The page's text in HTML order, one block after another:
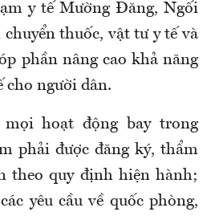
y tế Mường Đăng, Ngối
chuyển thuốc, vật tư y tế và
phần nâng cao khả năng
cho người dân.
mọi hoạt động bay trong
phải được đăng ký, thẩm
theo quy định hiện hành;
yêu cầu về quốc phòng,